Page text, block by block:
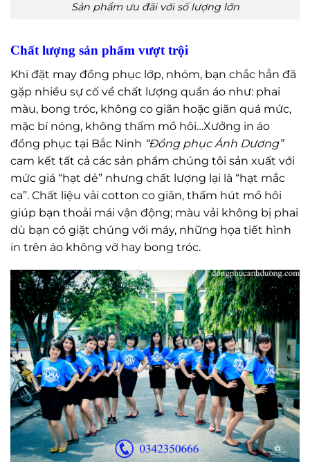
Sản phẩm ưu đãi với số lượng lớn
Chất lượng sản phẩm vượt trội
Khi đặt may đồng phục lớp, nhóm, bạn chắc hẳn đã
gặp nhiều sự cố về chất lượng quần áo như: phai
màu, bong tróc, không co giãn hoặc giãn quá mức,
mặc bí nóng, không thấm mồ hôi…Xưởng in áo
đồng phục tại Bắc Ninh “Đồng phục Ánh Dương”
cam kết tất cả các sản phẩm chúng tôi sản xuất với
mức giá “hạt dẻ” nhưng chất lượng lại là “hạt mắc
ca”. Chất liệu vải cotton co giãn, thấm hút mồ hôi
giúp bạn thoải mái vận động; màu vải không bị phai
dù bạn có giặt chúng với máy, những họa tiết hình
in trên áo không vỡ hay bong tróc.